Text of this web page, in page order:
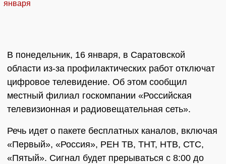
В понедельник, 16 января, в Саратовской
области из-за профилактических работ отключат
цифровое телевидение. Об этом сообщил
местный филиал госкомпании «Российская
телевизионная и радиовещательная сеть».
Речь идет о пакете бесплатных каналов, включая
«Первый», «Россия», РЕН ТВ, ТНТ, НТВ, СТС,
«Пятый». Сигнал будет прерываться с 8:00 до